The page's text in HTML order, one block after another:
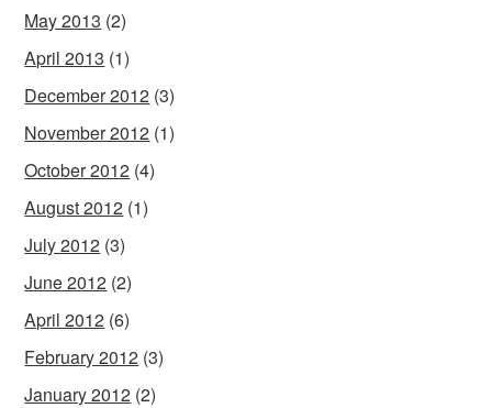
May 2013 (2)
April 2013 (1)
December 2012 (3)
November 2012 (1)
October 2012 (4)
August 2012 (1)
July 2012 (3)
June 2012 (2)
April 2012 (6)
February 2012 (3)
January 2012 (2)